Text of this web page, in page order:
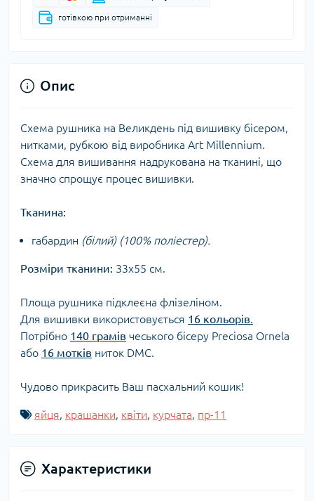
готівкою при отриманні
Опис
Схема рушника на Великдень під вишивку бісером,
нитками, рубкою від виробника Art Millennium.
Схема для вишивання надрукована на тканині, що
значно спрощує процес вишивки.
Тканина:
габардин (білий) (100% поліестер).
Розміри тканини: 33х55 см.
Площа рушника підклеєна флізеліном.
Для вишивки використовується 16 кольорів.
Потрібно 140 грамів чеського бісеру Preciosa Ornela
або 16 мотків ниток DMC.
Чудово прикрасить Ваш пасхальний кошик!
яйця, крашанки, квіти, курчата, пр-11
Характеристики